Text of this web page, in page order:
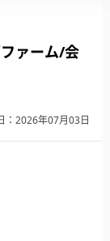
ァーム/会
：2026年07月03日